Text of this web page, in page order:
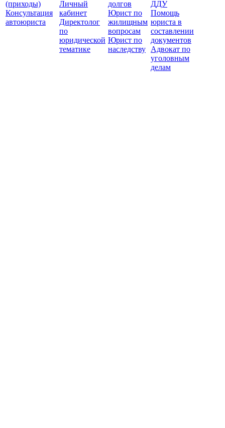
(приходы)
Консультация
автоюриста
Личный
кабинет
Директолог
по
юридической
тематике
долгов
Юрист по
жилищным
вопросам
Юрист по
наследству
ДДУ
Помощь
юриста в
составлении
документов
Адвокат по
уголовным
делам